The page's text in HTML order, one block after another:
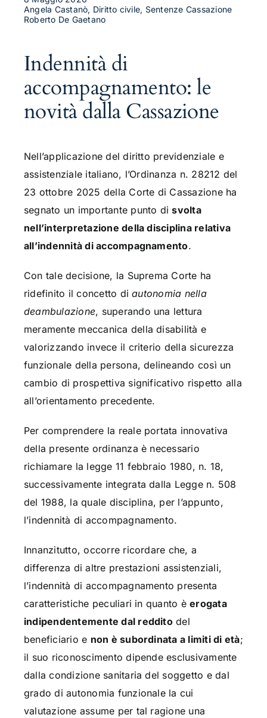
Angela Castanò, Diritto civile, Sentenze Cassazione
Roberto De Gaetano
Indennità di
accompagnamento: le
novità dalla Cassazione
Nell’applicazione del diritto previdenziale e
assistenziale italiano, l’Ordinanza n. 28212 del
23 ottobre 2025 della Corte di Cassazione ha
segnato un importante punto disvolta
nell’interpretazione della disciplina relativa
all’indennità di accompagnamento.
Con tale decisione, la Suprema Corte ha
ridefinito il concetto diautonomia nella
deambulazione, superando una lettura
meramente meccanica della disabilità e
valorizzando invece il criterio della sicurezza
funzionale della persona, delineando così un
cambio di prospettiva significativo rispetto alla
all’orientamento precedente.
Per comprendere la reale portata innovativa
della presente ordinanza è necessario
richiamare la legge 11 febbraio 1980, n. 18,
successivamente integrata dalla Legge n. 508
del 1988, la quale disciplina, per l’appunto,
l’indennità di accompagnamento.
Innanzitutto, occorre ricordare che, a
differenza di altre prestazioni assistenziali,
l’indennità di accompagnamento presenta
caratteristiche peculiari in quanto èerogata
indipendentemente dal redditodel
beneficiario e non è subordinata a limiti di età;
il suo riconoscimento dipende esclusivamente
dalla condizione sanitaria del soggetto e dal
grado di autonomia funzionale la cui
valutazione assume per tal ragione una